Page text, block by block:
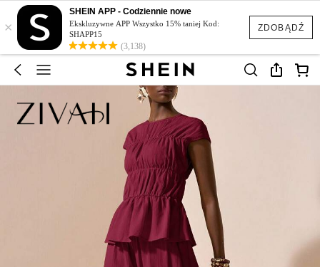
ZDOBĄDŹ
×
SHEIN APP - Codziennie nowe
Ekskluzywne APP Wszystko 15% taniej Kod:
SHAPP15
(3,138)